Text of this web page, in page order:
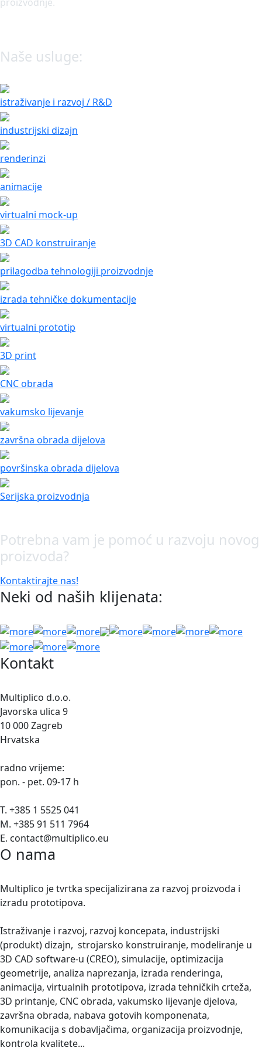
Naše usluge:
istraživanje i razvoj / R&D
industrijski dizajn
renderinzi
animacije
virtualni mock-up
3D CAD konstruiranje
prilagodba tehnologiji proizvodnje
izrada tehničke dokumentacije
virtualni prototip
3D print
CNC obrada
vakumsko lijevanje
završna obrada dijelova
površinska obrada dijelova
Serijska proizvodnja
Potrebna vam je pomoć u razvoju novog
proizvoda?
Kontaktirajte nas!
Neki od naših klijenata:
Kontakt
Multiplico d.o.o.
Javorska ulica 9
10 000 Zagreb
Hrvatska
radno vrijeme:
pon. - pet. 09-17 h
T. +385 1 5525 041
M. +385 91 511 7964
E. contact@multiplico.eu
O nama
Multiplico je tvrtka specijalizirana za razvoj proizvoda i
izradu prototipova.
Istraživanje i razvoj, razvoj koncepata, industrijski
(produkt) dizajn, strojarsko konstruiranje, modeliranje u
3D CAD software-u (CREO), simulacije, optimizacija
geometrije, analiza naprezanja, izrada renderinga,
animacija, virtualnih prototipova, izrada tehničkih crteža,
3D printanje, CNC obrada, vakumsko lijevanje djelova,
završna obrada, nabava gotovih komponenata,
komunikacija s dobavljačima, organizacija proizvodnje,
kontrola kvalitete...